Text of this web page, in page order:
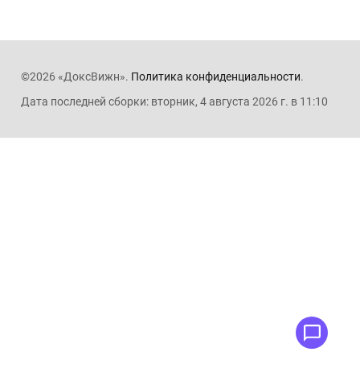
©2026 «ДоксВижн». Политика конфиденциальности.
Дата последней сборки: вторник, 4 августа 2026 г. в 11:10